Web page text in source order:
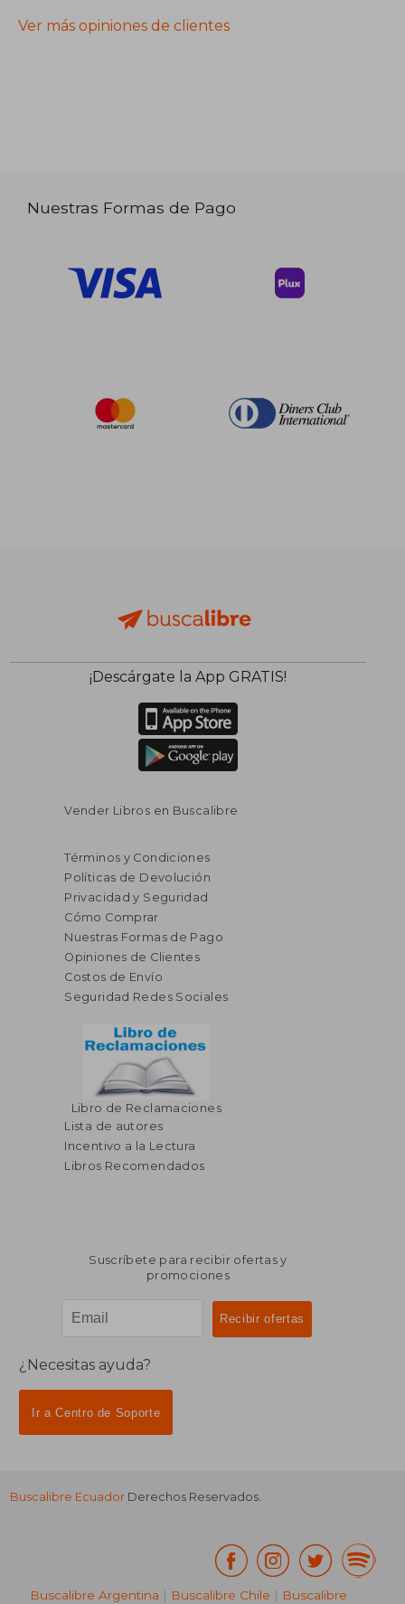
Ver más opiniones de clientes
Nuestras Formas de Pago
¡Descárgate la App GRATIS!
Vender Libros en Buscalibre
Términos y Condiciones
Políticas de Devolución
Privacidad y Seguridad
Cómo Comprar
Nuestras Formas de Pago
Opiniones de Clientes
Costos de Envío
Seguridad Redes Sociales
Libro de Reclamaciones
Lista de autores
Incentivo a la Lectura
Libros Recomendados
Suscríbete para recibir ofertas y
promociones
¿Necesitas ayuda?
Ir a Centro de Soporte
Buscalibre Ecuador Derechos Reservados.
Buscalibre Argentina | Buscalibre Chile | Buscalibre